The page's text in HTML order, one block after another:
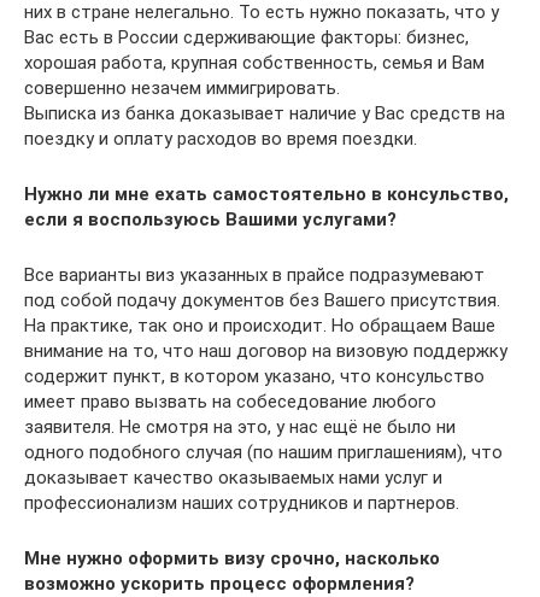
них в стране нелегально. То есть нужно показать, что у
Вас есть в России сдерживающие факторы: бизнес,
хорошая работа, крупная собственность, семья и Вам
совершенно незачем иммигрировать.
Выписка из банка доказывает наличие у Вас средств на
поездку и оплату расходов во время поездки.
Нужно ли мне ехать самостоятельно в консульство,
если я воспользуюсь Вашими услугами?
Все варианты виз указанных в прайсе подразумевают
под собой подачу документов без Вашего присутствия.
На практике, так оно и происходит. Но обращаем Ваше
внимание на то, что наш договор на визовую поддержку
содержит пункт, в котором указано, что консульство
имеет право вызвать на собеседование любого
заявителя. Не смотря на это, у нас ещё не было ни
одного подобного случая (по нашим приглашениям), что
доказывает качество оказываемых нами услуг и
профессионализм наших сотрудников и партнеров.
Мне нужно оформить визу срочно, насколько
возможно ускорить процесс оформления?